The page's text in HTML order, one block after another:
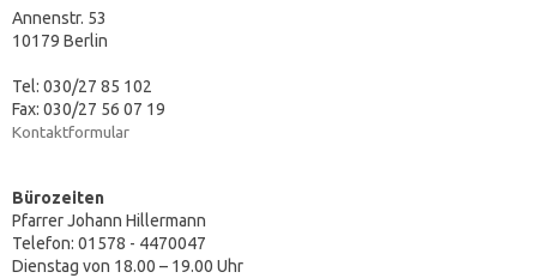
Annenstr. 53
10179 Berlin
Tel: 030/27 85 102
Fax: 030/27 56 07 19
Kontaktformular
Bürozeiten
Pfarrer Johann Hillermann
Telefon: 01578 - 4470047
Dienstag von 18.00 – 19.00 Uhr